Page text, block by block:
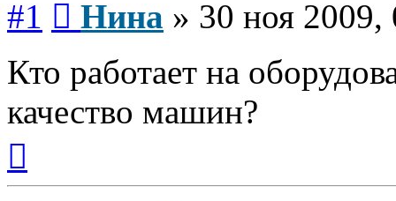
#1 Нина » 30 ноя 2009,
Кто работает на
качество машин?
началу